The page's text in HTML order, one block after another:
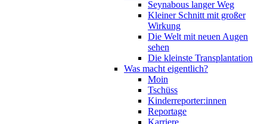
Seynabous langer Weg
Kleiner Schnitt mit großer
Wirkung
Die Welt mit neuen Augen
sehen
Die kleinste Transplantation
Was macht eigentlich?
Moin
Tschüss
Kinderreporter:innen
Reportage
Karriere